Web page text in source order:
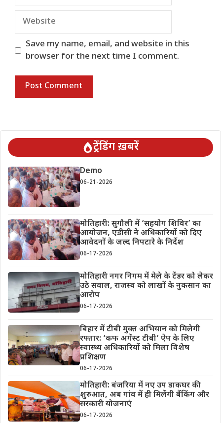
Website
Save my name, email, and website in this
browser for the next time I comment.
ट्रेंडिंग ख़बरें
Demo
06-21-2026
मोतिहारी: सुगौली में ‘सहयोग शिविर’ का
आयोजन, एडीसी ने अधिकारियों को दिए
आवेदनों के जल्द निपटारे के निर्देश
06-17-2026
मोतिहारी नगर निगम में मेले के टेंडर को लेकर
उठे सवाल, राजस्व को लाखों के नुकसान का
आरोप
06-17-2026
बिहार में टीबी मुक्त अभियान को मिलेगी
रफ्तार: ‘कफ अगेंस्ट टीबी’ ऐप के लिए
स्वास्थ्य अधिकारियों को मिला विशेष
प्रशिक्षण
06-17-2026
मोतिहारी: बंजरिया में नए उप डाकघर की
शुरुआत, अब गांव में ही मिलेंगी बैंकिंग और
सरकारी योजनाएं
06-17-2026